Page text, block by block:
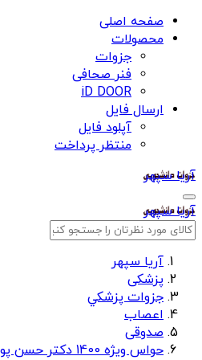
صفحه اصلی
محصولات
جزوات
فنر صحافی
iD DOOR
ارسال فایل
آپلود فایل
منتظر پرداخت
آریا سپهر
آریا سپهر
آریا سپهر
پزشکی
جزوات پزشكي
اعصاب
صدوقی
حواس ویژه 1400 دکتر حسن پور